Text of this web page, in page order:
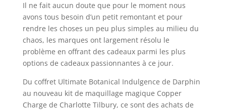
Il ne fait aucun doute que pour le moment nous
avons tous besoin d’un petit remontant et pour
rendre les choses un peu plus simples au milieu du
chaos, les marques ont largement résolu le
problème en offrant des cadeaux parmi les plus
options de cadeaux passionnantes à ce jour.
Du coffret Ultimate Botanical Indulgence de Darphin
au nouveau kit de maquillage magique Copper
Charge de Charlotte Tilbury, ce sont des achats de